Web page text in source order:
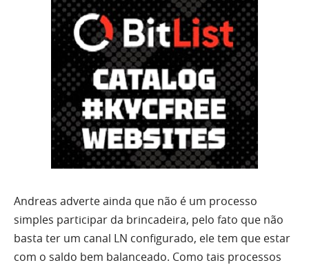
Andreas adverte ainda que não é um processo
simples participar da brincadeira, pelo fato que não
basta ter um canal LN configurado, ele tem que estar
com o saldo bem balanceado. Como tais processos